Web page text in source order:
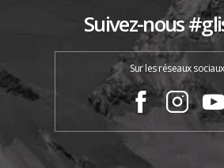
Suivez-nous
Sur les réseaux sociaux